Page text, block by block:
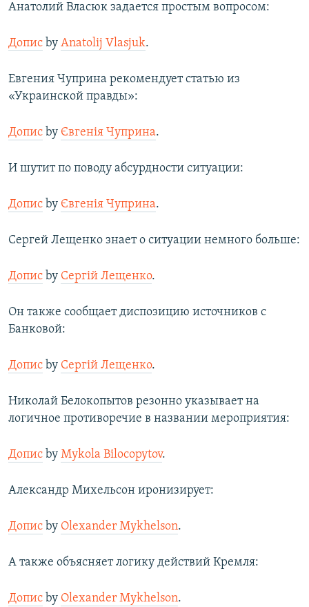
Анатолий Власюк задается простым вопросом:
Допис by Anatolij Vlasjuk.
Евгения Чуприна рекомендует статью из
«Украинской правды»:
Допис by Євгенія Чуприна.
И шутит по поводу абсурдности ситуации:
Допис by Євгенія Чуприна.
Сергей Лещенко знает о ситуации немного больше:
Допис by Сергій Лещенко.
Он также сообщает диспозицию источников с
Банковой:
Допис by Сергій Лещенко.
Николай Белокопытов резонно указывает на
логичное противоречие в названии мероприятия:
Допис by Mykola Bilocopytov.
Александр Михельсон иронизирует:
Допис by Olexander Mykhelson.
А также объясняет логику действий Кремля:
Допис by Olexander Mykhelson.